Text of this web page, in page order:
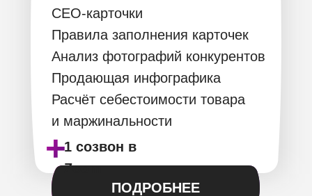
ПОДРОБНЕЕ
СЕО-карточки
Правила заполнения карточек
Анализ фотографий конкурентов
Продающая инфографика
Расчёт себестоимости товара
и маржинальности
+1 созвон в
Zoom